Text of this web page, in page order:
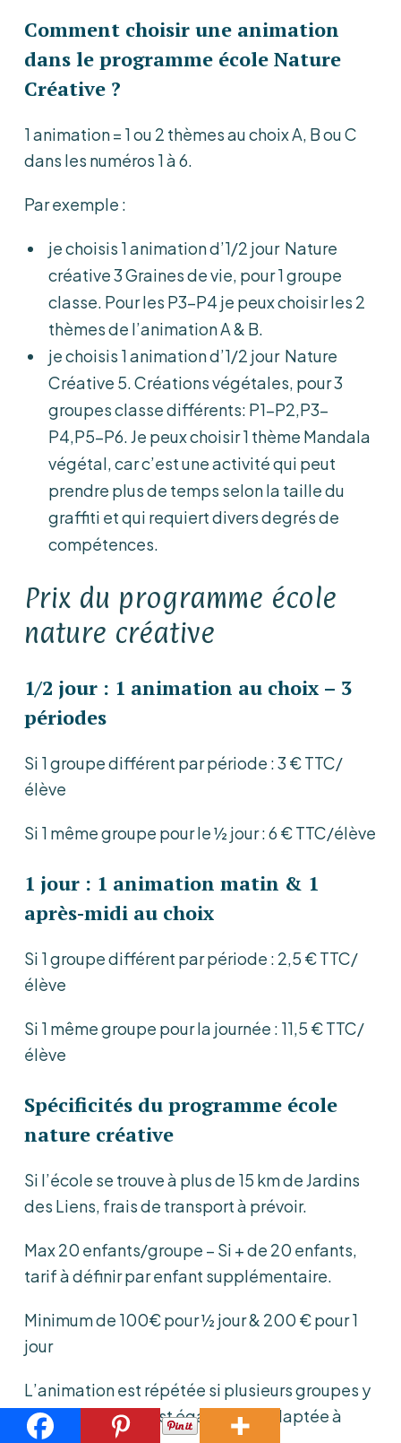
Comment choisir une animation
dans le programme école Nature
Créative ?
1 animation = 1 ou 2 thèmes au choix A, B ou C
dans les numéros 1 à 6.
Par exemple :
je choisis 1 animation d’1/2 jour Nature
créative 3 Graines de vie, pour 1 groupe
classe. Pour les P3-P4 je peux choisir les 2
thèmes de l’animation A & B.
je choisis 1 animation d’1/2 jour Nature
Créative 5. Créations végétales, pour 3
groupes classe différents: P1-P2,P3-
P4,P5-P6. Je peux choisir 1 thème Mandala
végétal, car c’est une activité qui peut
prendre plus de temps selon la taille du
graffiti et qui requiert divers degrés de
compétences.
Prix du programme école
nature créative
1/2 jour : 1 animation au choix – 3
périodes
Si 1 groupe différent par période : 3 € TTC/
élève
Si 1 même groupe pour le ½ jour : 6 € TTC/élève
1 jour : 1 animation matin & 1
après-midi au choix
Si 1 groupe différent par période : 2,5 € TTC/
élève
Si 1 même groupe pour la journée : 11,5 € TTC/
élève
Spécificités du programme école
nature créative
Si l’école se trouve à plus de 15 km de Jardins
des Liens, frais de transport à prévoir.
Max 20 enfants/groupe – Si + de 20 enfants,
tarif à définir par enfant supplémentaire.
Minimum de 100€ pour ½ jour & 200 € pour 1
jour
L’animation est répétée si plusieurs groupes y
participent. Elle est également adaptée à